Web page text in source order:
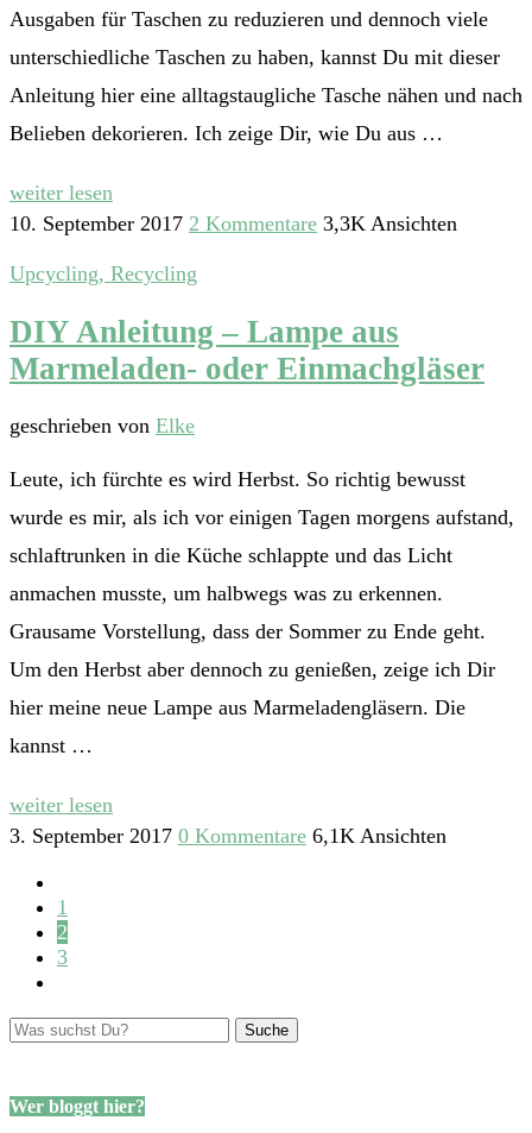
Ausgaben für Taschen zu reduzieren und dennoch viele
unterschiedliche Taschen zu haben, kannst Du mit dieser
Anleitung hier eine alltagstaugliche Tasche nähen und nach
Belieben dekorieren. Ich zeige Dir, wie Du aus …
weiter lesen
10. September 2017 2 Kommentare 3,3K Ansichten
Upcycling, Recycling
DIY Anleitung – Lampe aus
Marmeladen- oder Einmachgläser
geschrieben von Elke
Leute, ich fürchte es wird Herbst. So richtig bewusst
wurde es mir, als ich vor einigen Tagen morgens aufstand,
schlaftrunken in die Küche schlappte und das Licht
anmachen musste, um halbwegs was zu erkennen.
Grausame Vorstellung, dass der Sommer zu Ende geht.
Um den Herbst aber dennoch zu genießen, zeige ich Dir
hier meine neue Lampe aus Marmeladengläsern. Die
kannst …
weiter lesen
3. September 2017 0 Kommentare 6,1K Ansichten
1
2
3
Wer bloggt hier?